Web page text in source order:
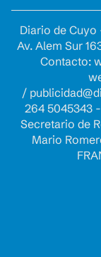
Diario de
Av. Alem Sur
Contacto:
/
264 5045343
Secretario de
Mario